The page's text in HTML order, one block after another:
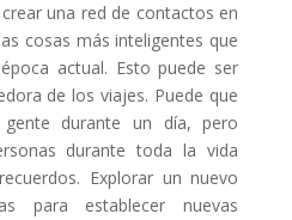
una red de contactos en
cosas más inteligentes que
actual. Esto puede ser
de los viajes. Puede que
durante un día, pero
durante toda la vida
Explorar un nuevo
para establecer nuevas